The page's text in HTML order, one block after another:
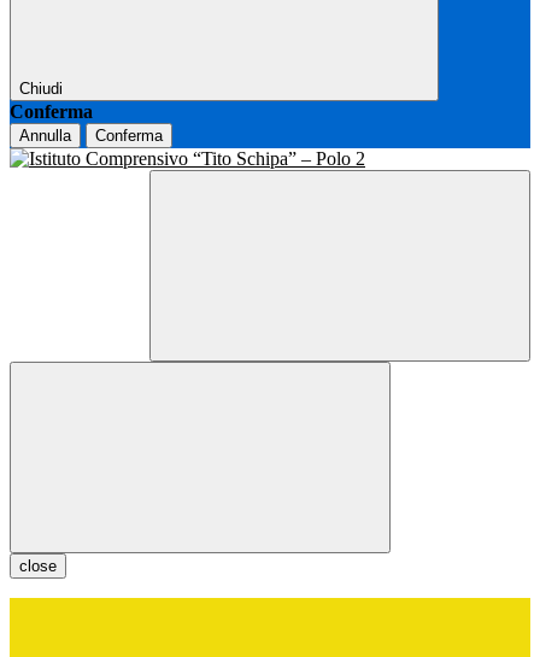
Chiudi
Conferma
Annulla Conferma
close